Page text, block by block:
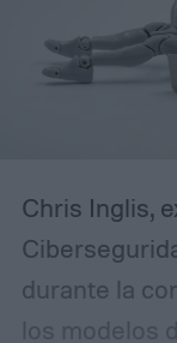
Chris Inglis,
durante la
los modelos